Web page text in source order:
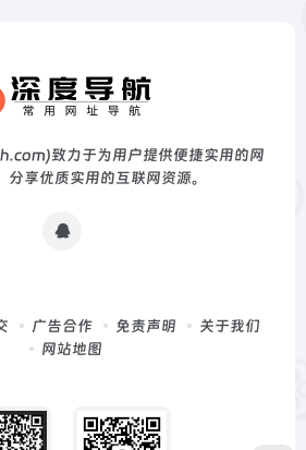
致力于为用户提供便捷实用的网
分享优质实用的互联网资源。
广告合作 免责声明
关于我们
网站地图